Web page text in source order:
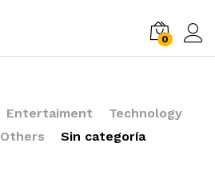
0
Entertaiment
Technology
Others Sin categoría